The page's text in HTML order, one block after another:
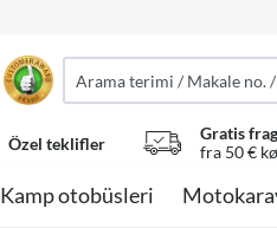
Özel teklifler
Gratis
fra 50 €
Kamp otobüsleri